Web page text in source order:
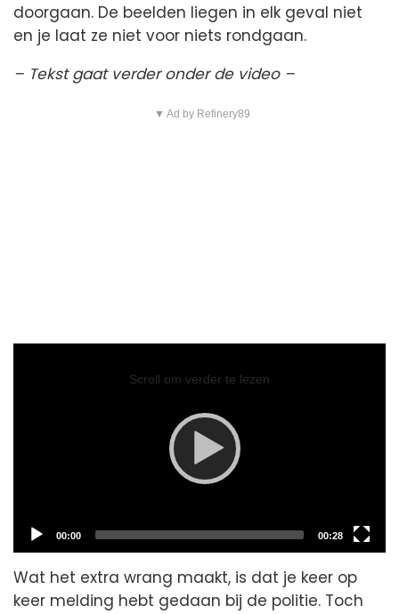
doorgaan. De beelden liegen in elk geval niet
en je laat ze niet voor niets rondgaan.
– Tekst gaat verder onder de video –
▼ Ad by Refinery89
Scroll om verder te lezen
Current
00:00
Total
duration
00:28
Wat het extra wrang maakt, is dat je keer op
keer melding hebt gedaan bij de politie. Toch